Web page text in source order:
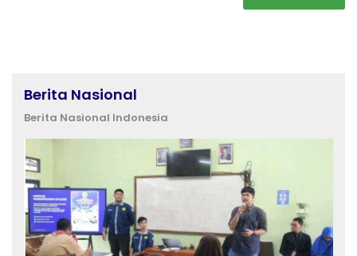
Berita Nasional
Berita Nasional Indonesia